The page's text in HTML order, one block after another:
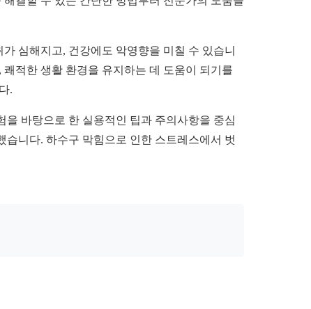
심해지고, 건강에도 악영향을 미칠 수 있습니
적한 생활 환경을 유지하는 데 도움이 되기를
.
바탕으로 한 실용적인 팁과 주의사항을 중심
니다. 하수구 막힘으로 인한 스트레스에서 벗